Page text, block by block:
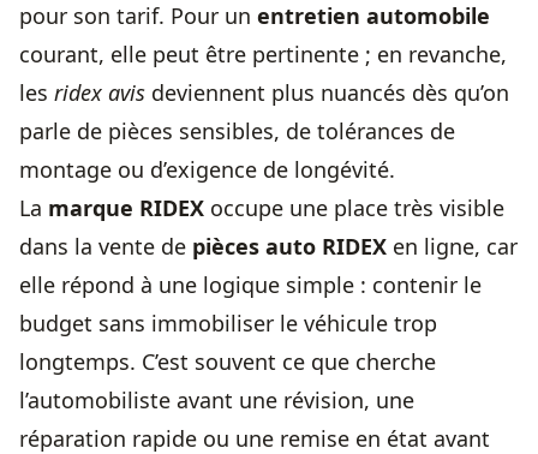
pour son tarif. Pour un entretien automobile
courant, elle peut être pertinente ; en revanche,
les ridex avis deviennent plus nuancés dès qu’on
parle de pièces sensibles, de tolérances de
montage ou d’exigence de longévité.
La marque RIDEX occupe une place très visible
dans la vente de pièces auto RIDEX en ligne, car
elle répond à une logique simple : contenir le
budget sans immobiliser le véhicule trop
longtemps. C’est souvent ce que cherche
l’automobiliste avant une révision, une
réparation rapide ou une remise en état avant